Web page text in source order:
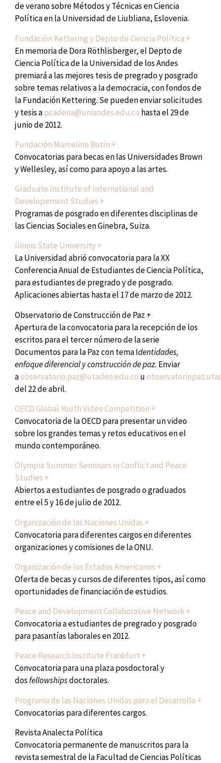
de verano sobre Métodos y Técnicas en Ciencia
Política en la Universidad de Liubliana, Eslovenia.
Fundación Kettering y Depto de Ciencia Política +
En memoria de Dora Röthlisberger, el Depto de
Ciencia Política de la Universidad de los Andes
premiará a las mejores tesis de pregrado y posgrado
sobre temas relativos a la democracia, con fondos de
la Fundación Kettering. Se pueden enviar solicitudes
y tesis apcadena@uniandes.edu.co hasta el 29 de
junio de 2012.
Fundación Marcelino Botín +
Convocatorias para becas en las Universidades Brown
y Wellesley, así como para apoyo a las artes.
Graduate Institute of International and
Developement Studies +
Programas de posgrado en diferentes disciplinas de
las Ciencias Sociales en Ginebra, Suiza.
Ilinois State University +
La Universidad abrió convocatoria para la XX
Conferencia Anual de Estudiantes de Ciencia Política,
para estudiantes de pregrado y de posgrado.
Aplicaciones abiertas hasta el 17 de marzo de 2012.
Observatorio de Construcción de Paz +
Apertura de la convocatoria para la recepción de los
escritos para el tercer número de la serie
Documentos para la Paz con tema Identidades,
enfoque diferencial y construcción de paz. Enviar
aobservatorio.paz@utadeo.edu.co u
del 22 de abril.
OECD Global Youth Video Competition +
Convocatoria de la OECD para presentar un video
sobre los grandes temas y retos educativos en el
mundo contemporáneo.
Olympia Summer Seminars in Conflict and Peace
Studies +
Abiertos a estudiantes de posgrado o graduados
entre el 5 y 16 de julio de 2012.
Organización de las Naciones Unidas +
Convocatoria para diferentes cargos en diferentes
organizaciones y comisiones de la ONU.
Organización de los Estados Americanos +
Oferta de becas y cursos de diferentes tipos, así como
oportunidades de financiación de estudios.
Peace and Development Collaborative Network +
Convocatoria a estudiantes de pregrado y posgrado
para pasantías laborales en 2012.
Peace Research Institute Frankfurt +
Convocatoria para una plaza posdoctoral y
dosfellowshipsdoctorales.
Programa de las Naciones Unidas para el Desarrollo +
Convocatorias para diferentes cargos.
Revista Analecta Política
Convocatoria permanente de manuscritos para la
revista semestral de la Facultad de Ciencias Políticas